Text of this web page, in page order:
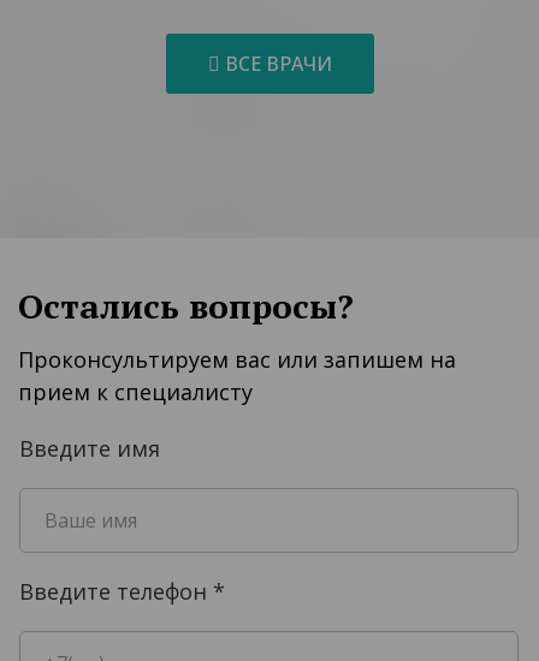
ВСЕ ВРАЧИ
Остались вопросы?
Проконсультируем вас или запишем на
прием к специалисту
Введите имя
Введите телефон *